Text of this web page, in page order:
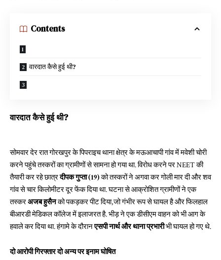
Contents
वारदात कैसे हुई थी?
वारदात कैसे हुई थी?
सोमवार देर रात गोरखपुर के पिपराइच थाना क्षेत्र के मऊआचापी गांव में मवेशी चोरी
करने पहुंचे तस्करों का ग्रामीणों से सामना हो गया था. विरोध करने पर NEET की
तैयारी कर रहे छात्रदीपक गुप्ता (19)को तस्करों ने अगवा कर गोली मार दी और शव
गांव से चार किलोमीटर दूर फेंक दिया था. घटना से आक्रोशित ग्रामीणों ने एक
तस्करअजब हुसैनको पकड़कर पीट दिया,जो गंभीर रूप से घायल है और फिलहाल
बीआरडी मेडिकल कॉलेज में इलाजरत है. भीड़ ने एक डीसीएम वाहन को भी आग के
हवाले कर दिया था. हंगामे के दौरानएसपी नार्थ और थाना प्रभारीभी घायल हो गए थे.
दो आरोपी गिरफ्तार दो अन्य पर इनाम घोषित